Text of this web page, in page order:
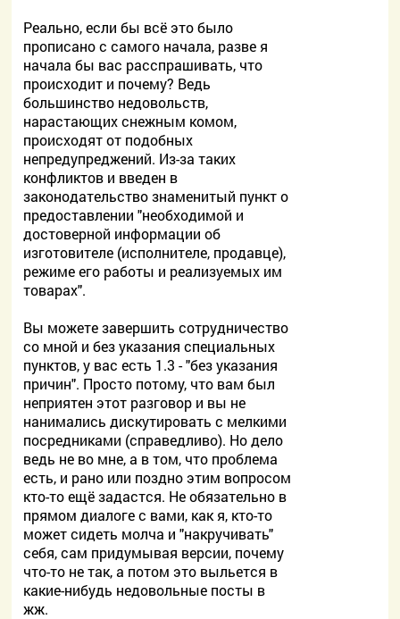
Реально, если бы всё это было
прописано с самого начала, разве я
начала бы вас расспрашивать, что
происходит и почему? Ведь
большинство недовольств,
нарастающих снежным комом,
происходят от подобных
непредупреджений. Из-за таких
конфликтов и введен в
законодательство знаменитый пункт о
предоставлении "необходимой и
достоверной информации об
изготовителе (исполнителе, продавце),
режиме его работы и реализуемых им
товарах".
Вы можете завершить сотрудничество
со мной и без указания специальных
пунктов, у вас есть 1.3 - "без указания
причин". Просто потому, что вам был
неприятен этот разговор и вы не
нанимались дискутировать с мелкими
посредниками (справедливо). Но дело
ведь не во мне, а в том, что проблема
есть, и рано или поздно этим вопросом
кто-то ещё задастся. Не обязательно в
прямом диалоге с вами, как я, кто-то
может сидеть молча и "накручивать"
себя, сам придумывая версии, почему
что-то не так, а потом это выльется в
какие-нибудь недовольные посты в
жж.